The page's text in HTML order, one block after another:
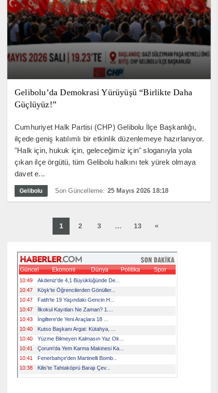
Gelibolu’da Demokrasi Yürüyüşü “Birlikte Daha
Güçlüyüz!”
Cumhuriyet Halk Partisi (CHP) Gelibolu İlçe Başkanlığı,
ilçede geniş katılımlı bir etkinlik düzenlemeye hazırlanıyor.
"Halk için, hukuk için, geleceğimiz için" sloganıyla yola
çıkan ilçe örgütü, tüm Gelibolu halkını tek yürek olmaya
davet e...
Gelibolu Son Güncelleme: 25 Mayıs 2026 18:18
1 2 3 … 13 «